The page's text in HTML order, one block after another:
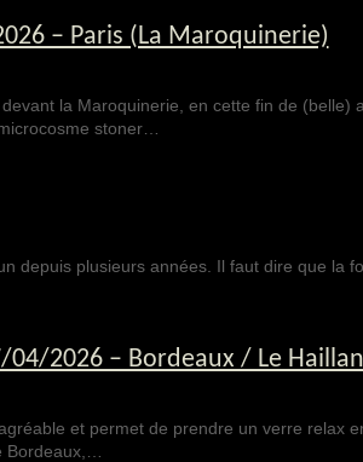
– Paris (La Maroquinerie)
la Maroquinerie, en cette fin de (belle)
stoner…
depuis plusieurs années. Il faut dire que la
2026 – Bordeaux / Le
et permet de prendre un verre relax